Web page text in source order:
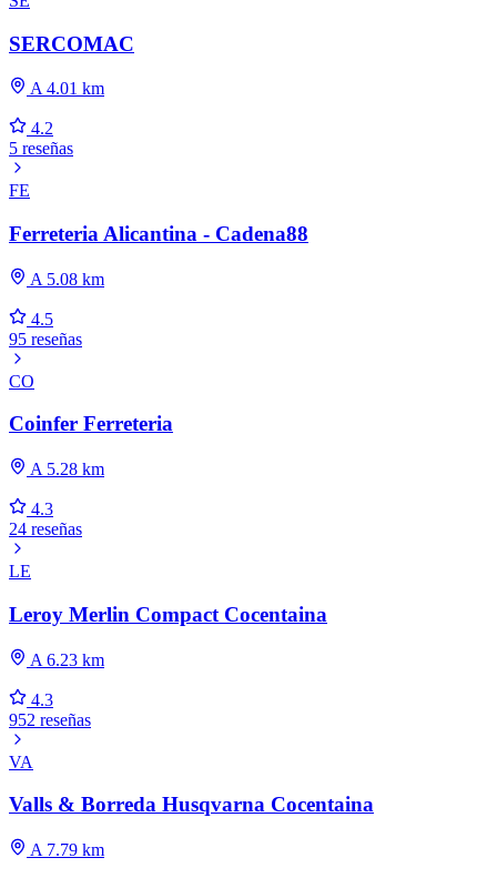
SERCOMAC
A 4.01 km
4.2
5 reseñas
FE
Ferreteria Alicantina - Cadena88
A 5.08 km
4.5
95 reseñas
CO
Coinfer Ferreteria
A 5.28 km
4.3
24 reseñas
LE
Leroy Merlin Compact Cocentaina
A 6.23 km
4.3
952 reseñas
VA
Valls & Borreda Husqvarna Cocentaina
A 7.79 km